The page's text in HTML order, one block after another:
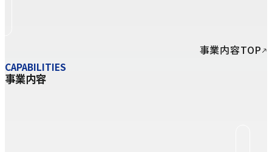
CAPABILITIES
事業内容
事業内容TOP